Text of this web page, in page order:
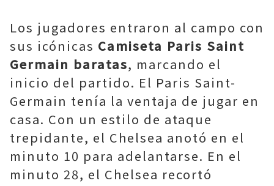
Los jugadores entraron al campo con
sus icónicas Camiseta Paris Saint
Germain baratas, marcando el
inicio del partido. El Paris Saint-
Germain tenía la ventaja de jugar en
casa. Con un estilo de ataque
trepidante, el Chelsea anotó en el
minuto 10 para adelantarse. En el
minuto 28, el Chelsea recortó